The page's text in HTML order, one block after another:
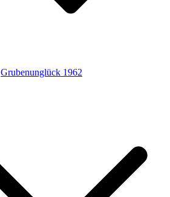
Grubenunglück 1962